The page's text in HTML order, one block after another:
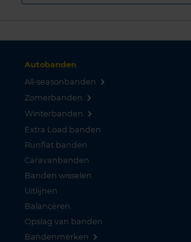
Autobanden
All-seasonbanden
Zomerbanden
Winterbanden
Extra Load banden
Runflat banden
Caravanbanden
Banden wisselen
Uitlijnen
Balanceren
Opslag van banden
Bandenmerken